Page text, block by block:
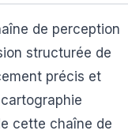
de perception
structurée de
précis et
cette chaîne de